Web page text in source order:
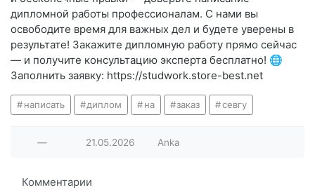
дипломной работы профессионалам. С нами вы
освободите время для важных дел и будете уверены в
результате! Закажите дипломную работу прямо сейчас
— и получите консультацию эксперта бесплатно! 🌐
Заполнить заявку: https://studwork.store-best.net
написать диплом на заказ севгу
— 21.05.2026 Anka
Комментарии